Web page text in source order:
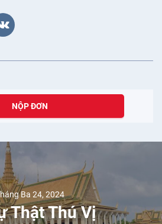
NỘP ĐƠN
Ba 24, 2024
Thật Thú Vị